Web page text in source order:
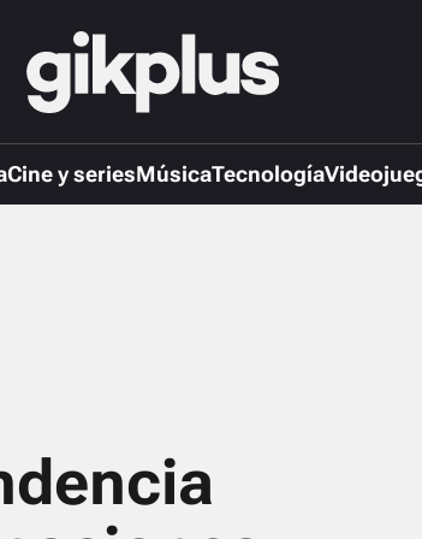
Cine y seriesMúsicaTecnología